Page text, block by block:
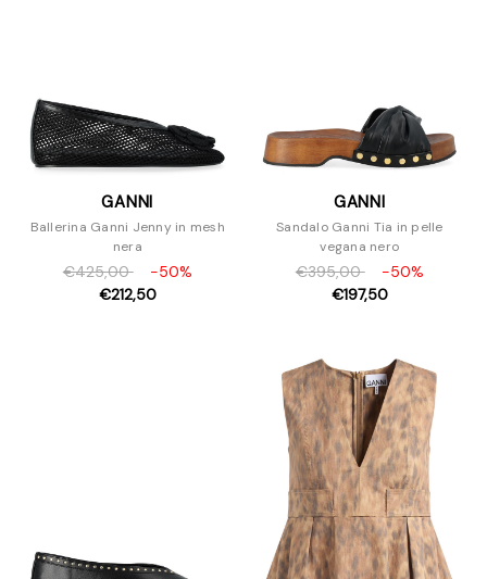
GANNI
Ballerina Ganni Jenny in mesh
nera
€425,00
-50%
€212,50
GANNI
Sandalo Ganni Tia in pelle
vegana nero
€395,00
-50%
€197,50